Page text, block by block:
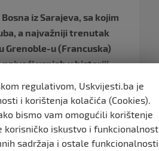
iz Sarajeva, sa kojim
a najvažniji trenutak
Grenoble-u (Francuska)
uspjeh u historiji
regulativom, Uskvijesti.ba je
i korištenja kolačića (Cookies).
bismo vam omogućili korištenje
korisničko iskustvo i funkcionalnost
sadržaja i ostale funkcionalnosti